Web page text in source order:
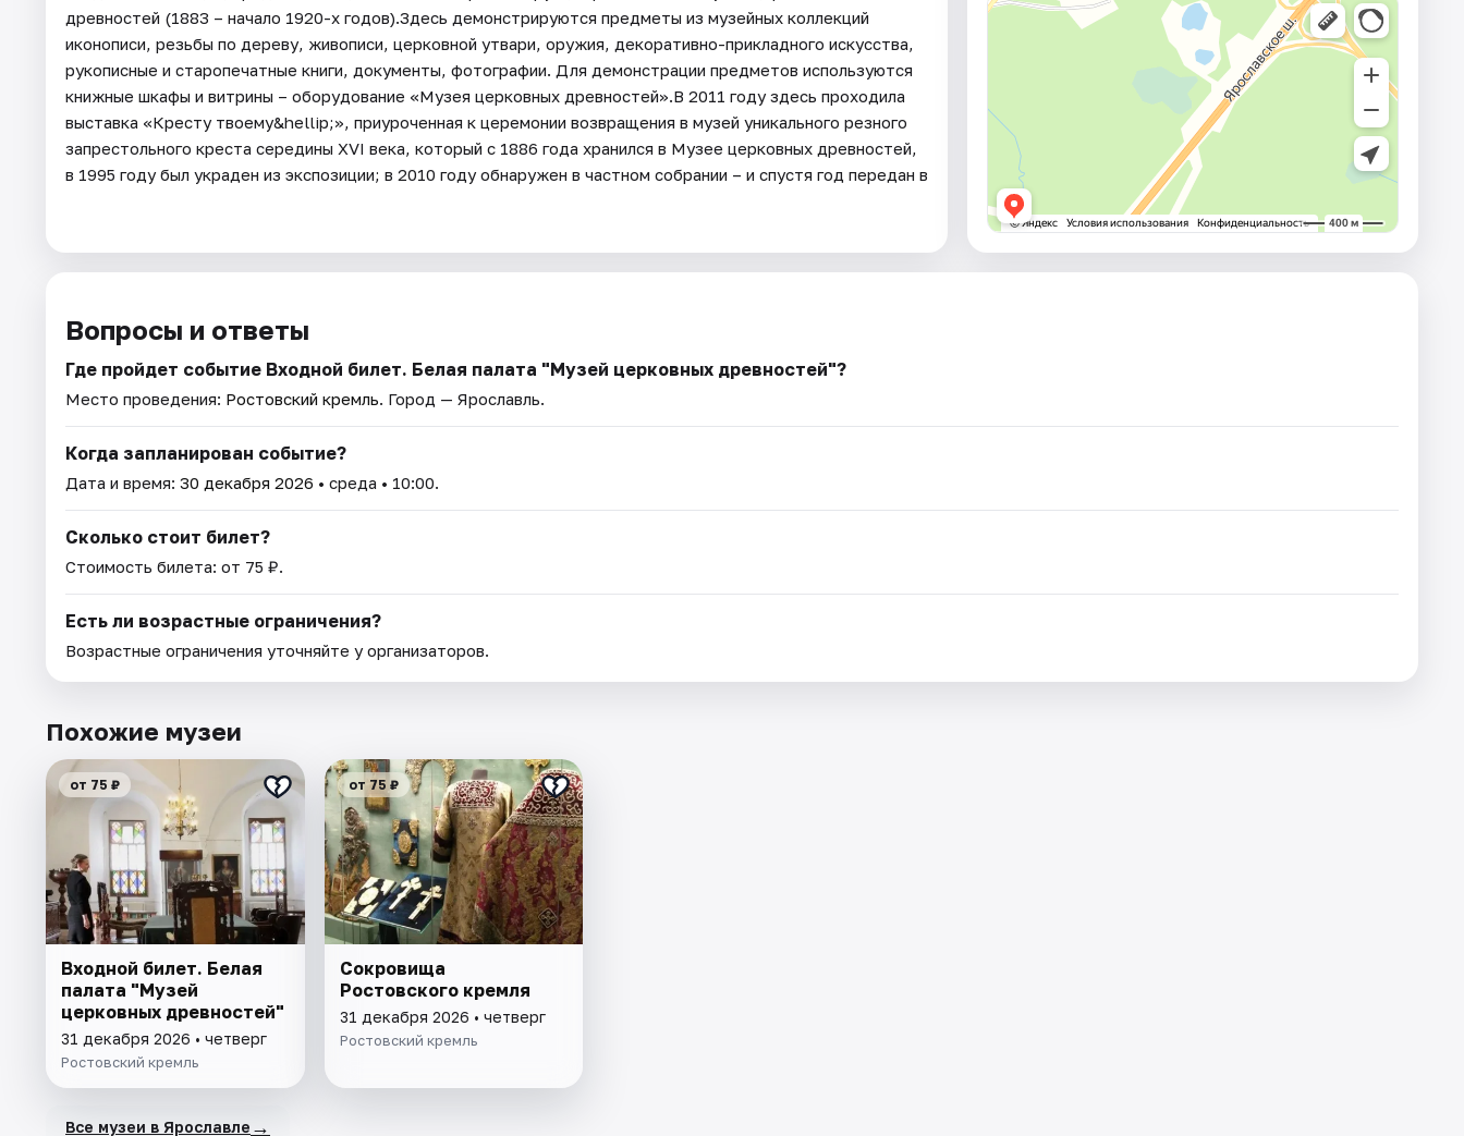
древностей (1883 – начало 1920-х годов).Здесь демонстрируются предметы из музейных коллекций
иконописи, резьбы по дереву, живописи, церковной утвари, оружия, декоративно-прикладного искусства,
рукописные и старопечатные книги, документы, фотографии. Для демонстрации предметов используются
книжные шкафы и витрины – оборудование «Музея церковных древностей».В 2011 году здесь проходила
выставка «Кресту твоему&hellip;», приуроченная к церемонии возвращения в музей уникального резного
запрестольного креста середины XVI века, который с 1886 года хранился в Музее церковных древностей,
в 1995 году был украден из экспозиции; в 2010 году обнаружен в частном собрании – и спустя год передан в
Вопросы и ответы
Где пройдет событие Входной билет. Белая палата "Музей церковных древностей"?
Место проведения: Ростовский кремль. Город — Ярославль.
Когда запланирован событие?
Дата и время: 30 декабря 2026 • среда • 10:00.
Сколько стоит билет?
Стоимость билета: от 75 ₽.
Есть ли возрастные ограничения?
Возрастные ограничения уточняйте у организаторов.
Похожие музеи
от 75 ₽
Входной билет. Белая
палата "Музей
церковных древностей"
31 декабря 2026 • четверг
Ростовский кремль
от 75 ₽
Сокровища
Ростовского кремля
31 декабря 2026 • четверг
Ростовский кремль
Все музеи в Ярославле →